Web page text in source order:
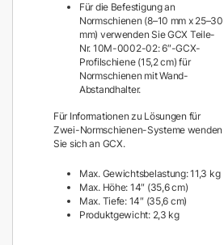
Für die Befestigung an
Normschienen (8–10 mm x 25–30
mm) verwenden Sie GCX Teile-
Nr. 10M-0002-02: 6″-GCX-
Profilschiene (15,2 cm) für
Normschienen mit Wand-
Abstandhalter.
Für Informationen zu Lösungen für
Zwei-Normschienen-Systeme wenden
Sie sich an GCX.
Max. Gewichtsbelastung: 11,3 kg
Max. Höhe: 14″ (35,6 cm)
Max. Tiefe: 14″ (35,6 cm)
Produktgewicht: 2,3 kg